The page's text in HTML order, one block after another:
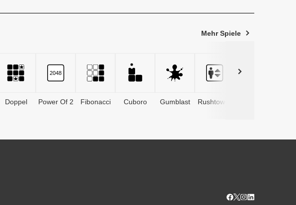
Mehr Spiele
Doppel Power Of 2 Fibonacci Cuboro Gumblast Rushtower